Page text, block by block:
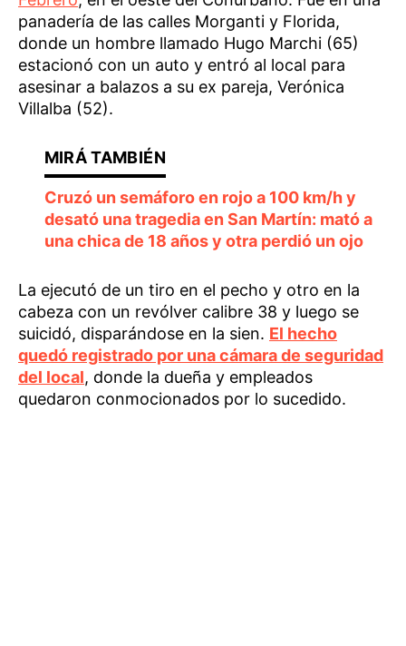
panadería de las calles Morganti y Florida,
donde un hombre llamado Hugo Marchi (65)
estacionó con un auto y entró al local para
asesinar a balazos a su ex pareja, Verónica
Villalba (52).
Cruzó un semáforo en rojo a 100 km/h y
desató una tragedia en San Martín: mató a
una chica de 18 años y otra perdió un ojo
La ejecutó de un tiro en el pecho y otro en la
cabeza con un revólver calibre 38 y luego se
suicidó, disparándose en la sien. El hecho
quedó registrado por una cámara de seguridad
del local, donde la dueña y empleados
quedaron conmocionados por lo sucedido.